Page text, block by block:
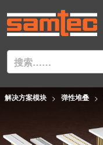
解决方案模块 弹性堆叠